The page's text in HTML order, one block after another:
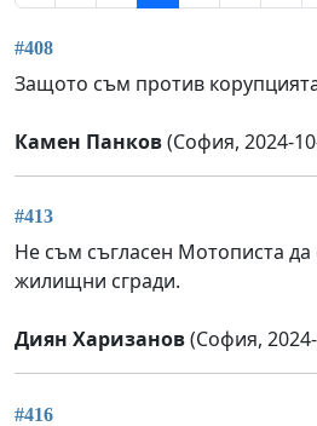
#408
Защото съм против
Камен Панков(София, 2024-
#413
Не съм съгласен Мотописта да
жилищни сгради.
Диян Харизанов(София,
#416